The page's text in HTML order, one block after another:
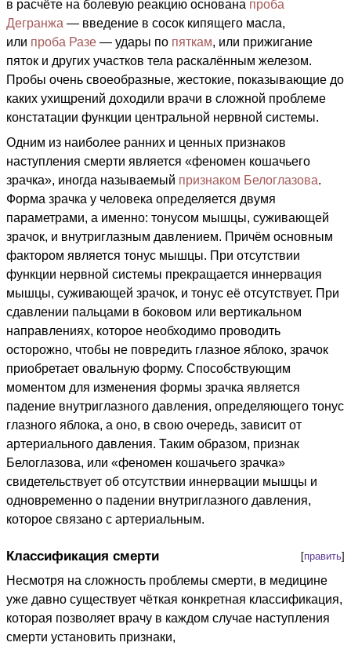
в расчёте на болевую реакцию основана проба
Дегранжа — введение в сосок кипящего масла,
или проба Разе — удары по пяткам, или прижигание
пяток и других участков тела раскалённым железом.
Пробы очень своеобразные, жестокие, показывающие до
каких ухищрений доходили врачи в сложной проблеме
констатации функции центральной нервной системы.
Одним из наиболее ранних и ценных признаков
наступления смерти является «феномен кошачьего
зрачка», иногда называемый признаком Белоглазова.
Форма зрачка у человека определяется двумя
параметрами, а именно: тонусом мышцы, суживающей
зрачок, и внутриглазным давлением. Причём основным
фактором является тонус мышцы. При отсутствии
функции нервной системы прекращается иннервация
мышцы, суживающей зрачок, и тонус её отсутствует. При
сдавлении пальцами в боковом или вертикальном
направлениях, которое необходимо проводить
осторожно, чтобы не повредить глазное яблоко, зрачок
приобретает овальную форму. Способствующим
моментом для изменения формы зрачка является
падение внутриглазного давления, определяющего тонус
глазного яблока, а оно, в свою очередь, зависит от
артериального давления. Таким образом, признак
Белоглазова, или «феномен кошачьего зрачка»
свидетельствует об отсутствии иннервации мышцы и
одновременно о падении внутриглазного давления,
которое связано с артериальным.
[править]
Классификация смерти
Несмотря на сложность проблемы смерти, в медицине
уже давно существует чёткая конкретная классификация,
которая позволяет врачу в каждом случае наступления
смерти установить признаки,